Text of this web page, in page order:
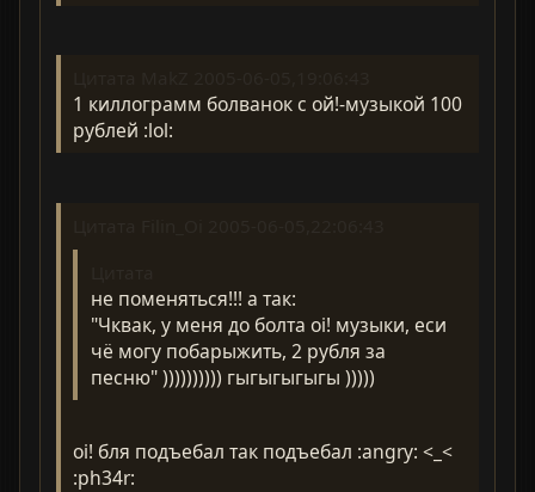
1 киллограмм болванок с ой!-музыкой 100
рублей :lol:
не поменяться!!! а так:
"Чквак, у меня до болта oi! музыки, еси
чё могу побарыжить, 2 рубля за
песню" )))))))))) гыгыгыгыгы )))))
oi! бля подъебал так подъебал :angry: <_<
:ph34r: